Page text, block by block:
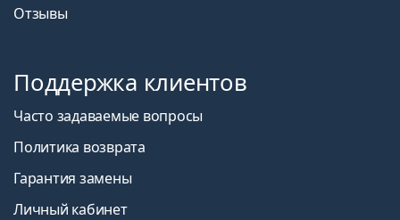
Отзывы
Поддержка клиентов
Часто задаваемые вопросы
Политика возврата
Гарантия замены
Личный кабинет